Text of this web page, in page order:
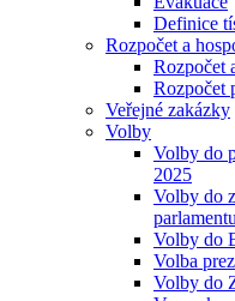
Definice
Rozpočet a
Rozpočet
Rozpočet
Veřejné zakázky
Volby
Volby do
2025
Volby do
Volby do
Volba
Volby do